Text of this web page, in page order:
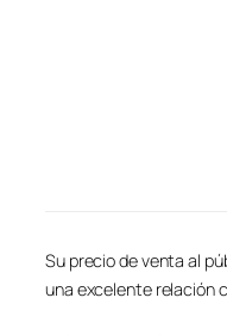
Su precio de venta al
una excelente relación